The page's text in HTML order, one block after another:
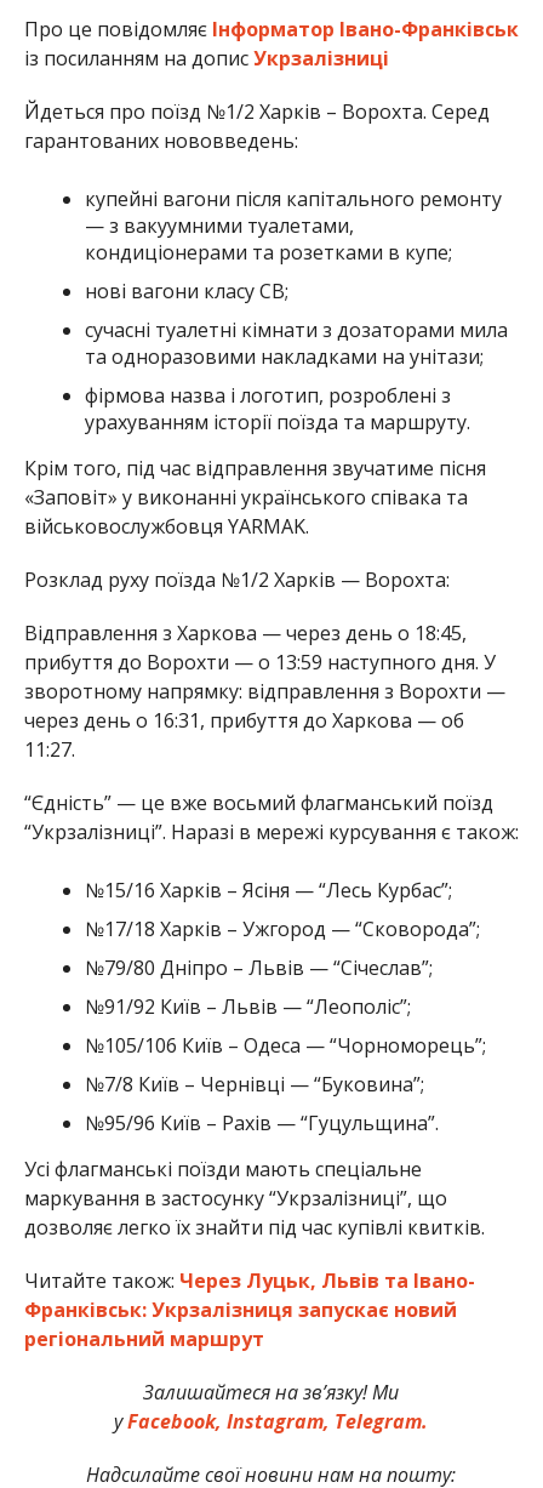
Про це повідомляє Інформатор Івано-Франківськ
із посиланням на дописУкрзалізниці
Йдеться про поїзд №1/2 Харків – Ворохта. Серед
гарантованих нововведень:
купейні вагони після капітального ремонту
— з вакуумними туалетами,
кондиціонерами та розетками в купе;
нові вагони класу СВ;
сучасні туалетні кімнати з дозаторами мила
та одноразовими накладками на унітази;
фірмова назва і логотип, розроблені з
урахуванням історії поїзда та маршруту.
Крім того, під час відправлення звучатиме пісня
«Заповіт» у виконанні українського співака та
військовослужбовця YARMAK.
Розклад руху поїзда №1/2 Харків — Ворохта:
Відправлення з Харкова — через день о 18:45,
прибуття до Ворохти — о 13:59 наступного дня. У
зворотному напрямку: відправлення з Ворохти —
через день о 16:31, прибуття до Харкова — об
11:27.
“Єдність” — це вже восьмий флагманський поїзд
“Укрзалізниці”. Наразі в мережі курсування є також:
№15/16 Харків – Ясіня — “Лесь Курбас”;
№17/18 Харків – Ужгород — “Сковорода”;
№79/80 Дніпро – Львів — “Січеслав”;
№91/92 Київ – Львів — “Леополіс”;
№105/106 Київ – Одеса — “Чорноморець”;
№7/8 Київ – Чернівці — “Буковина”;
№95/96 Київ – Рахів — “Гуцульщина”.
Усі флагманські поїзди мають спеціальне
маркування в застосунку “Укрзалізниці”, що
дозволяє легко їх знайти під час купівлі квитків.
Читайте також: Через Луцьк, Львів та Івано-
Франківськ: Укрзалізниця запускає новий
регіональний маршрут
Залишайтеся на зв’язку! Ми
уFacebook, Instagram, Telegram.
Надсилайте свої новини нам на пошту: